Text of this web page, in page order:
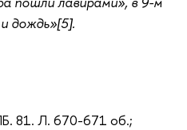
дождь»[5].
81. Л. 670-671 об.;